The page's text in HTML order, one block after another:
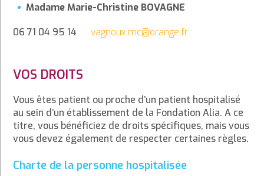
Madame Marie-Christine BOVAGNE
06 71 04 95 14vagnoux.mc@orange.fr
VOS DROITS
Vous êtes patient ou proche d’un patient hospitalisé
au sein d’un établissement de la Fondation Alia. A ce
titre, vous bénéficiez de droits spécifiques, mais vous
vous devez également de respecter certaines règles.
Charte de la personne hospitalisée